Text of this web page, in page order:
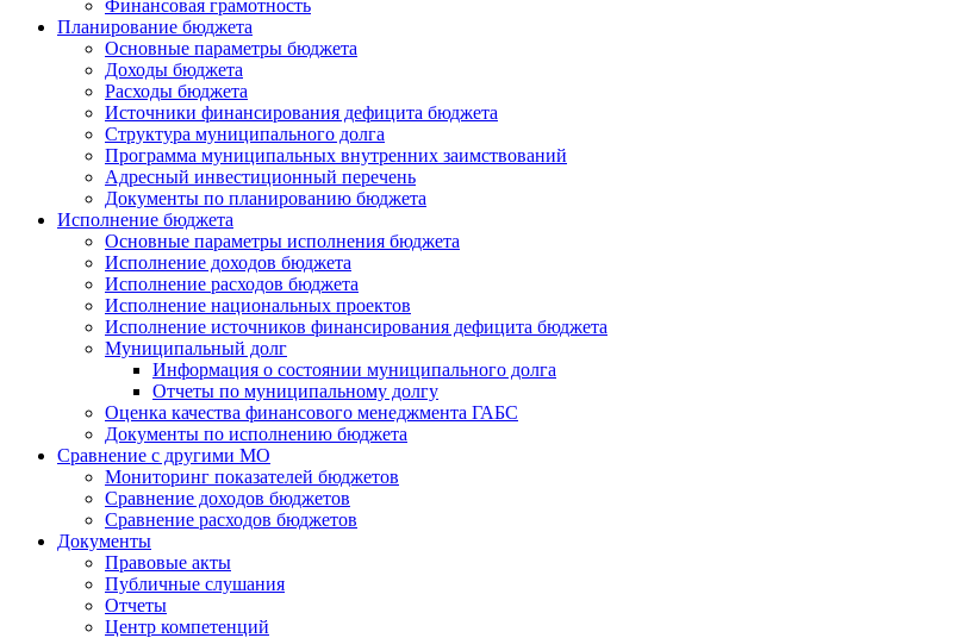
Финансовая грамотность
Планирование бюджета
Основные параметры бюджета
Доходы бюджета
Расходы бюджета
Источники финансирования дефицита бюджета
Структура муниципального долга
Программа муниципальных внутренних заимствований
Адресный инвестиционный перечень
Документы по планированию бюджета
Исполнение бюджета
Основные параметры исполнения бюджета
Исполнение доходов бюджета
Исполнение расходов бюджета
Исполнение национальных проектов
Исполнение источников финансирования дефицита бюджета
Муниципальный долг
Информация о состоянии муниципального долга
Отчеты по муниципальному долгу
Оценка качества финансового менеджмента ГАБС
Документы по исполнению бюджета
Сравнение с другими МО
Мониторинг показателей бюджетов
Сравнение доходов бюджетов
Сравнение расходов бюджетов
Документы
Правовые акты
Публичные слушания
Отчеты
Центр компетенций